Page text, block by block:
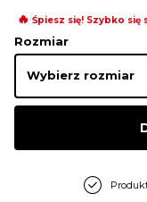
MARYNARKI
🔥 Śpiesz się! Szybko się
Rozmiar